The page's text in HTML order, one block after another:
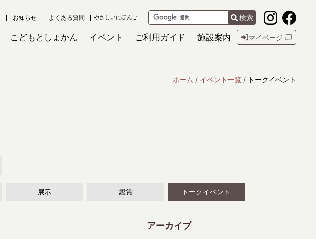
お知らせ よくある質問 やさしいにほんご 検索
こどもとしょかん イベント ご利用ガイド 施設案内 マイページ
ホーム イベント一覧 トークイベント
展示 鑑賞 トークイベント
アーカイブ